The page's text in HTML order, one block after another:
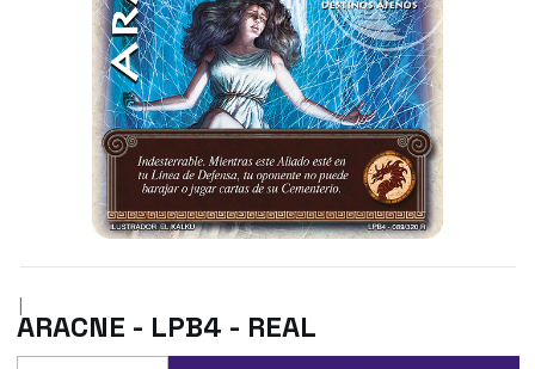
|
ARACNE - LPB4 - REAL